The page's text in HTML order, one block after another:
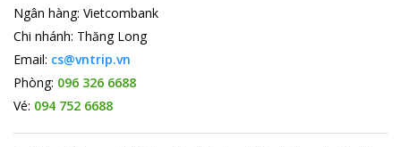
Ngân hàng: Vietcombank
Chi nhánh: Thăng Long
Email: cs@vntrip.vn
Phòng: 096 326 6688
Vé: 094 752 6688